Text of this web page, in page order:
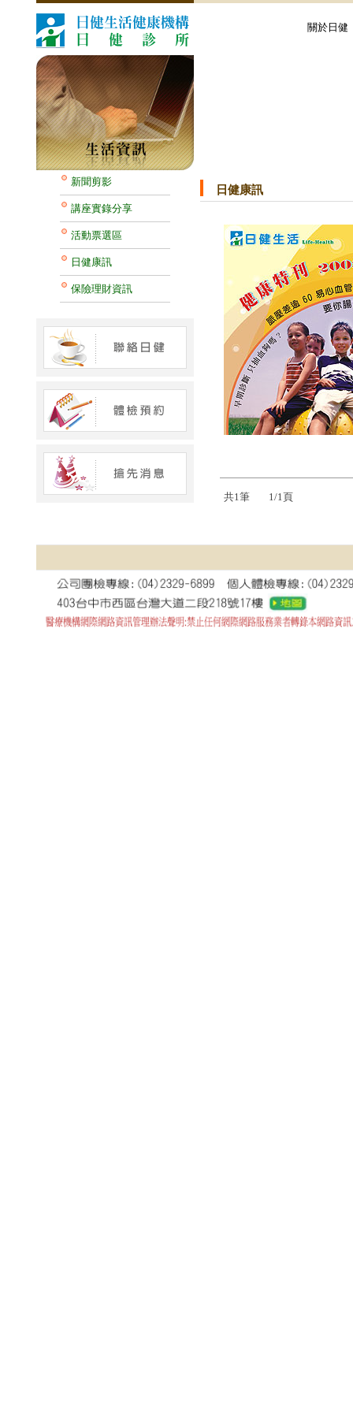
關於日健
新聞剪影
講座實錄分享
活動票選區
日健康訊
保險理財資訊
日健康訊
共1筆 1/1頁